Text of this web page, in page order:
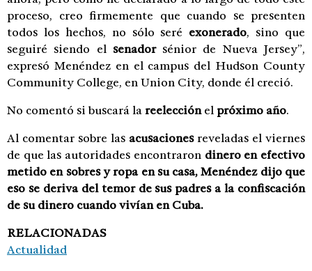
proceso, creo firmemente que cuando se presenten
todos los hechos, no sólo seré exonerado, sino que
seguiré siendo el senadorsénior de Nueva Jersey”,
expresó Menéndez en el campus del Hudson County
Community College, en Union City, donde él creció.
No comentó si buscará lareelecciónelpróximo año.
Al comentar sobre las acusacionesreveladas el viernes
de que las autoridades encontraron dinero en efectivo
metido en sobres y ropa en su casa, Menéndez dijo que
eso se deriva del temor de sus padres a la confiscación
de su dinero cuando vivían en Cuba.
RELACIONADAS
Actualidad